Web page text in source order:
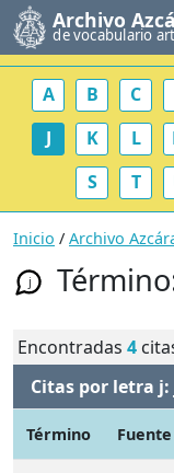
Archivo
de vocabulario
A B C
J
K L
S
T
Inicio / Archivo
j
Encontradas 4
Citas por letra
Término Fuente